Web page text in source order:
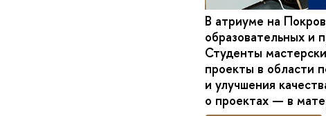
В атриуме на
образовательных
Студенты
проекты в области
и улучшения
о проектах — в